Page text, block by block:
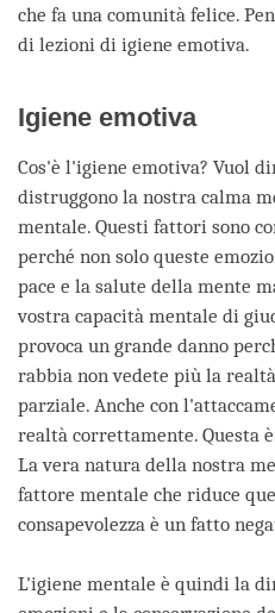
che fa una comunità felice.
di lezioni di igiene emotiva.
Igiene emotiva
Cos'è l'igiene emotiva? Vuol
distruggono la nostra calma
mentale. Questi fattori sono
perché non solo queste
pace e la salute della mente
vostra capacità mentale di
provoca un grande danno
rabbia non vedete più la
parziale. Anche con
realtà correttamente. Questa
La vera natura della nostra
fattore mentale che riduce
consapevolezza è un fatto
L'igiene mentale è quindi la